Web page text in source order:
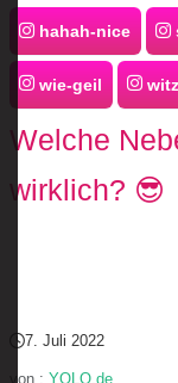
hahah-nice
wie-geil
Welche
wirklich? 😎
7. Juli 2022
von : YOLO.de